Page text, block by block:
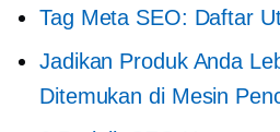
Tag Meta SEO: Daftar
Jadikan Produk Anda
Ditemukan di Mesin